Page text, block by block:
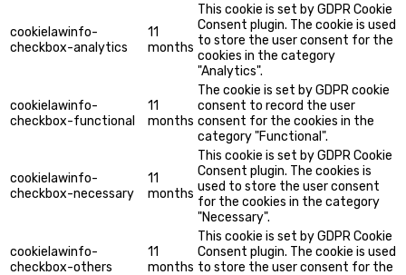
cookielawinfo-
checkbox-analytics
11
months
This cookie is set by GDPR Cookie
Consent plugin. The cookie is used
to store the user consent for the
cookies in the category
"Analytics".
cookielawinfo-
checkbox-functional
11
months
The cookie is set by GDPR cookie
consent to record the user
consent for the cookies in the
category "Functional".
cookielawinfo-
checkbox-necessary
11
months
This cookie is set by GDPR Cookie
Consent plugin. The cookies is
used to store the user consent
for the cookies in the category
"Necessary".
cookielawinfo-
checkbox-others
11
months
This cookie is set by GDPR Cookie
Consent plugin. The cookie is used
to store the user consent for the